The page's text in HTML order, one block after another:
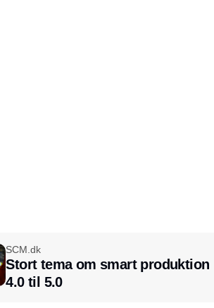
SCM.dk
Stort tema om smart
4.0 til 5.0